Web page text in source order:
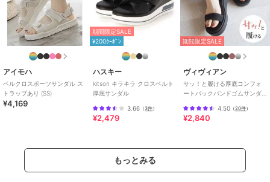
アイモハ
ベルクロスポーツサンダル ス
トラップあり (SS)
¥4,169
期間限定SALE
¥200ｸｰﾎﾟﾝ
ハスキー
kitson キラキラ クロスベルト
厚底サンダル
3.66 （3件）
¥2,479
期間限定SALE
ヴィヴィアン
サッ！と履ける厚底コンフォ
ートバックバンドゴムサンダ
4.50（20件）
¥2,840
もっとみる